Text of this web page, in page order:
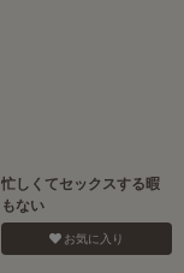
忙しくてセックスする暇
もない
お気に入り